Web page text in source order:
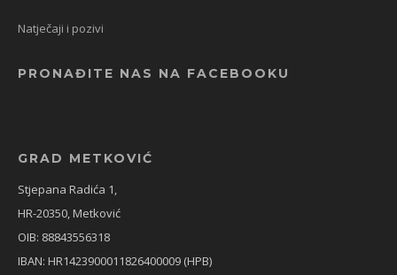
Natječaji i pozivi
PRONAĐITE NAS NA FACEBOOKU
GRAD METKOVIĆ
Stjepana Radića 1,
HR-20350, Metković
OIB: 88843556318
IBAN: HR1423900011826400009 (HPB)